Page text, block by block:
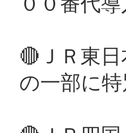
🔴ＪＲ東
の一部に